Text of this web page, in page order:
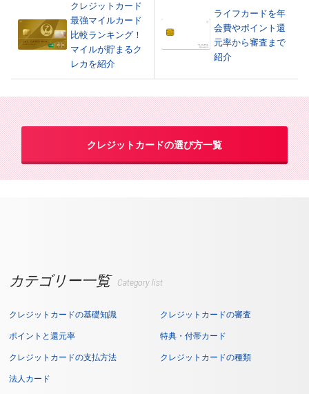
クレジットカード
最強マイルカード
比較ランキング！
マイルが貯まるク
レカを紹介
ライフカードを年
会費やポイント還
元率から審査まで
紹介
クレジットカードの選び方一覧
カテゴリー一覧 Category list
クレジットカードの基礎知識 クレジットカードの審査
ポイントと還元率 特典・付帯カード
クレジットカードの支払方法 クレジットカードの種類
法人カード